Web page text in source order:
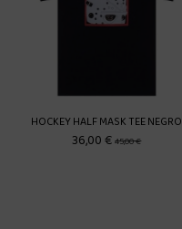
HOCKEY HALF MASK TEE NEGRO
36,00 €45,00 €